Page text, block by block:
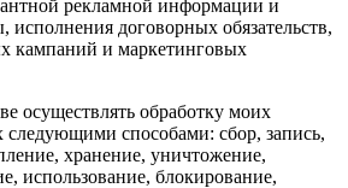
рекламной информации и
договорных обязательств,
кампаний и маркетинговых
осуществлять обработку моих
способами: сбор, запись,
хранение, уничтожение,
использование, блокирование,